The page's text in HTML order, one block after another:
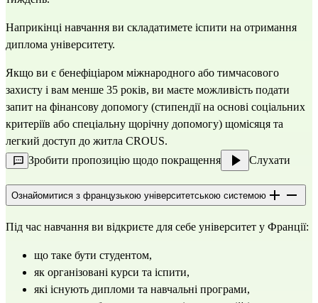
Наприкінці навчання ви складатимете іспити на отримання
диплома університету.
Якщо ви є бенефіціаром міжнародного або тимчасового
захисту і вам менше 35 років, ви маєте можливість подати
запит на фінансову допомогу (стипендії на основі соціальних
критеріїв або спеціальну щорічну допомогу) щомісяця та
легкий доступ до житла CROUS.
Зробити пропозицію щодо покращення
Слухати
Ознайомитися з французькою університетською системою
Під час навчання ви відкриєте для себе університет у Франції:
що таке бути студентом,
як організовані курси та іспити,
які існують дипломи та навчальні програми,